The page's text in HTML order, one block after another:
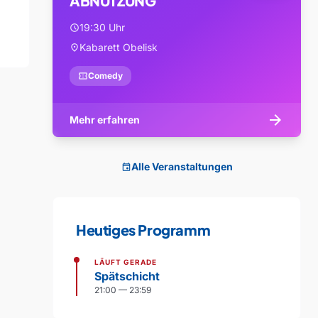
schedule19:30 Uhr
location_onKabarett Obelisk
confirmation_numberComedy
Mehr erfahren arrow_forward
eventAlle Veranstaltungen
Heutiges Programm
LÄUFT GERADE
Spätschicht
21:00 — 23:59